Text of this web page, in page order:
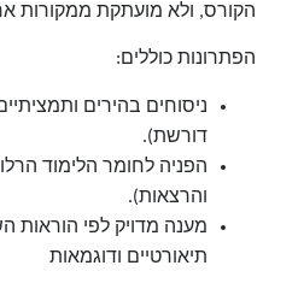
הקורס, ולא מועתקת ממקורות
הפתרונות כוללים:
ניסוחים בהירים
דורשת).
הפניה לחומר הלימוד
והרצאות).
מענה מדויק לפי הוראות
תיאורטיים ודוגמאות